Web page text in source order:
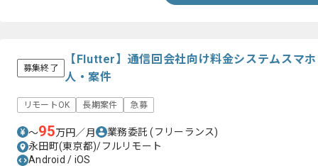
募集終了
【Flutter】通信回会社向け料金システムスマ
人・案件
リモートOK 長期案件 急募
〜95万円／月 業務委託(フリーランス)
永田町(東京都)/フルリモート
Android / iOS